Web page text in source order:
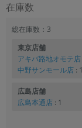
在庫数
総在庫数：3
東京店舗
アキバ路地オモテ店
中野サンモール店 : 1
広島店舗
広島本通店 : 1